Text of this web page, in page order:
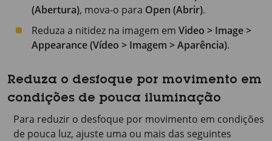
(Abertura), mova-o para Open (Abrir).
Reduza a nitidez na imagem em Video > Image >
Appearance (Vídeo > Imagem > Aparência).
Reduza o desfoque por movimento em
condições de pouca iluminação
Para reduzir o desfoque por movimento em condições
de pouca luz, ajuste uma ou mais das seguintes